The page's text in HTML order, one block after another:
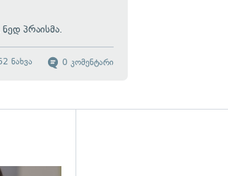
პრაისმა.
0 კომენტარი
ნახვა